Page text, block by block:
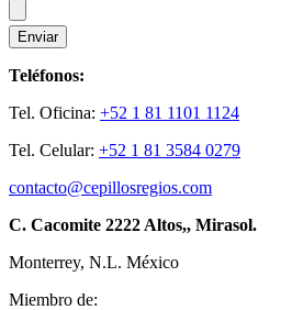
Enviar
Teléfonos:
Tel. Oficina: +52 1 81 1101 1124
Tel. Celular: +52 1 81 3584 0279
contacto@cepillosregios.com
C. Cacomite 2222 Altos,, Mirasol.
Monterrey, N.L. México
Miembro de: